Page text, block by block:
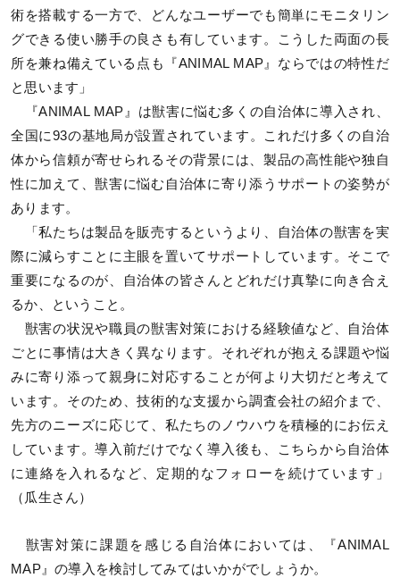
術を搭載する一方で、どんなユーザーでも簡単にモニタリン
グできる使い勝手の良さも有しています。こうした両面の長
所を兼ね備えている点も『ANIMAL MAP』ならではの特性だ
と思います」
『ANIMAL MAP』は獣害に悩む多くの自治体に導入され、
全国に93の基地局が設置されています。これだけ多くの自治
体から信頼が寄せられるその背景には、製品の高性能や独自
性に加えて、獣害に悩む自治体に寄り添うサポートの姿勢が
あります。
「私たちは製品を販売するというより、自治体の獣害を実
際に減らすことに主眼を置いてサポートしています。そこで
重要になるのが、自治体の皆さんとどれだけ真摯に向き合え
るか、ということ。
獣害の状況や職員の獣害対策における経験値など、自治体
ごとに事情は大きく異なります。それぞれが抱える課題や悩
みに寄り添って親身に対応することが何より大切だと考えて
います。そのため、技術的な支援から調査会社の紹介まで、
先方のニーズに応じて、私たちのノウハウを積極的にお伝え
しています。導入前だけでなく導入後も、こちらから自治体
に連絡を入れるなど、定期的なフォローを続けています」
（瓜生さん）
獣害対策に課題を感じる自治体においては、『ANIMAL
MAP』の導入を検討してみてはいかがでしょうか。